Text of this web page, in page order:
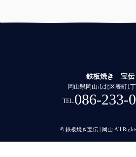
鉄板焼き 宝伝
岡山県岡山市北区表町1
TEL.086-233-
© 鉄板焼き宝伝 | 岡山 All Rights